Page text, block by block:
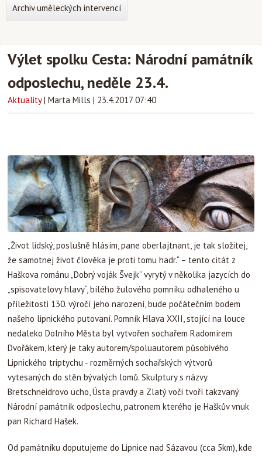
Výlet spolku Cesta: Národní památník
odposlechu, neděle 23.4.
Aktuality | Marta Mills | 23.4.2017 07:40
„Život lidský, poslušně hlásím, pane oberlajtnant, je tak složitej,
že samotnej život člověka je proti tomu hadr.“ – tento citát z
Haškova románu „Dobrý voják Švejk“ vyrytý v několika jazycích do
„spisovatelovy hlavy“, bílého žulového pomníku odhaleného u
příležitosti 130. výročí jeho narození, bude počátečním bodem
našeho lipnického putovaní. Pomník Hlava XXII, stojící na louce
nedaleko Dolního Města byl vytvořen sochařem Radomírem
Dvořákem, který je taky autorem/spoluautorem působivého
Lipnického triptychu - rozměrných sochařských výtvorů
vytesaných do stěn bývalých lomů. Skulptury s názvy
Bretschneidrovo ucho, Ústa pravdy a Zlatý voči tvoří takzvaný
Národní památník odposlechu, patronem kterého je Haškův vnuk
pan Richard Hašek.
Od památníku doputujeme do Lipnice nad Sázavou (cca 5km), kde
Archiv uměleckých intervencí